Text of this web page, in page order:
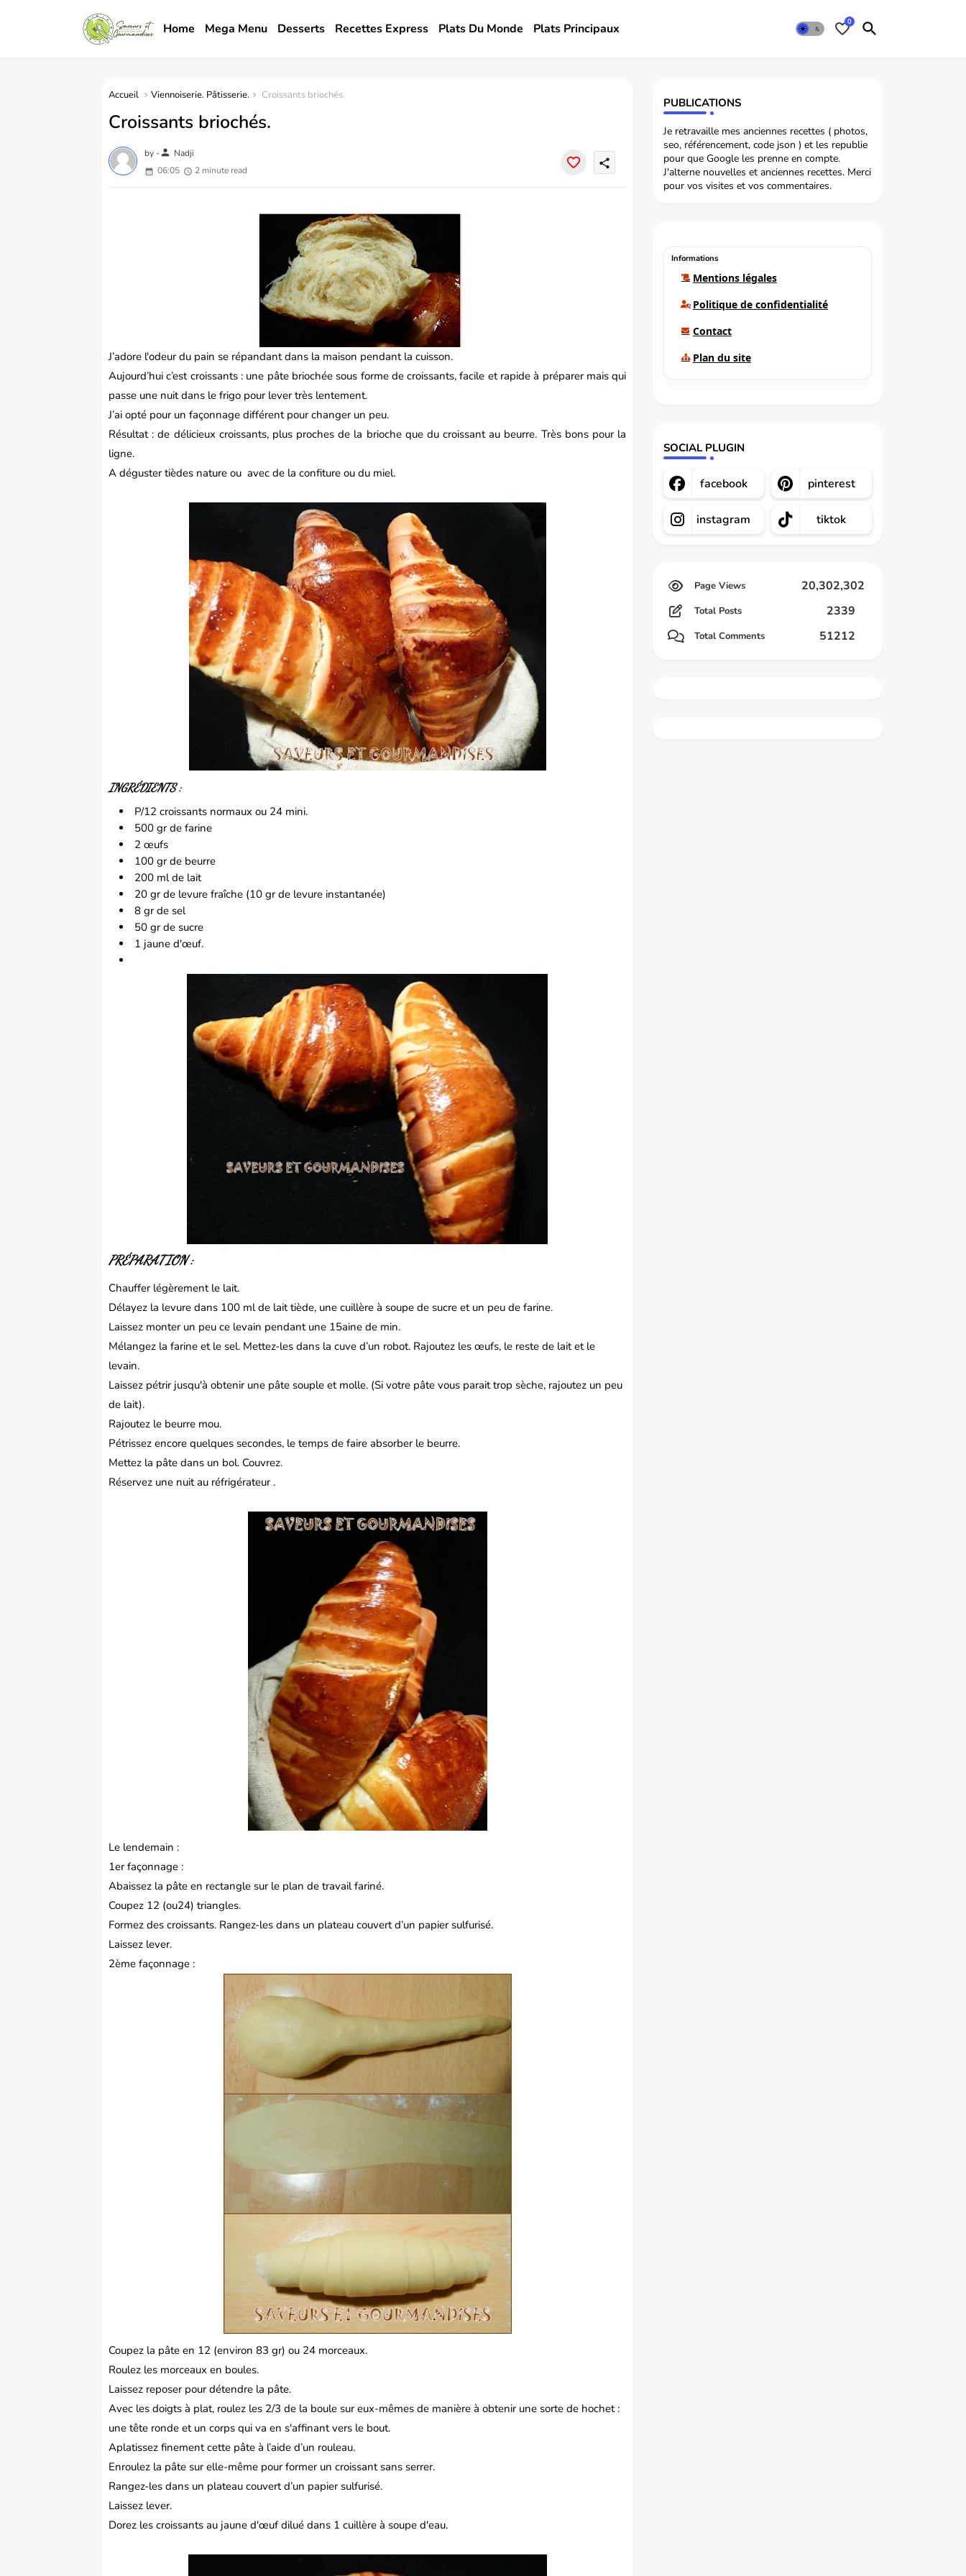
Home Mega Menu Desserts Recettes Express Plats Du Monde Plats Principaux 0
Accueil Viennoiserie. Pâtisserie. Croissants briochés.
Croissants briochés.
by -person Nadji
06:05
2 minute read
share
J’adore l'odeur du painse répandant dans la maison pendant la cuisson.
Aujourd’hui c’est croissants : une pâte briochée sous forme de croissants, facile et rapide à préparer mais qui
passe une nuit dans le frigo pour lever très lentement.
J’ai opté pour un façonnage différent pour changer un peu.
Résultat : de délicieux croissants, plus proches de la brioche que du croissant au beurre. Très bons pour la
ligne.
A déguster tièdes nature ouavec de la confiture ou du miel.
INGRÉDIENTS :
P/12croissants normaux ou 24 mini.
500 gr de farine
2 œufs
100 gr de beurre
200 ml de lait
20 gr de levure fraîche (10 gr de levure instantanée)
8 gr de sel
50 gr de sucre
1 jaune d'œuf.
PRÉPARATION :
Chauffer légèrement le lait.
Délayez la levure dans 100 ml de lait tiède, une cuillère à soupe de sucre et un peu de farine.
Laissez monter un peu ce levain pendant une 15aine de min.
Mélangez la farine et le sel. Mettez-les dans la cuve d’un robot. Rajoutez les œufs, le reste de lait et le
levain.
Laissez pétrir jusqu'à obtenir une pâte souple et molle. (Si votre pâte vous parait trop sèche, rajoutez un peu
de lait).
Rajoutez le beurre mou.
Pétrissez encore quelques secondes, le temps de faire absorber le beurre.
Mettez la pâte dans un bol. Couvrez.
Réservez une nuit au réfrigérateur .
Le lendemain :
1er façonnage :
Abaissez la pâte en rectangle sur le plan de travail fariné.
Coupez 12 (ou24) triangles.
Formez des croissants. Rangez-les dans un plateau couvert d’un papier sulfurisé.
Laissez lever.
2ème façonnage :
Coupez la pâte en 12 (environ 83 gr) ou 24 morceaux.
Roulez les morceaux en boules.
Laissez reposer pour détendre la pâte.
Avec les doigts à plat, roulez les 2/3 de la boule sur eux-mêmes de manière à obtenir une sorte de hochet :
une tête ronde et un corps qui va en s'affinant vers le bout.
Aplatissez finement cette pâte à l’aide d’un rouleau.
Enroulez la pâte sur elle-même pour former un croissant sans serrer.
Rangez-les dans un plateau couvert d’un papier sulfurisé.
Laissez lever.
Dorez les croissants au jaune d'œuf dilué dans 1 cuillère à soupe d'eau.
PUBLICATIONS
Je retravaille mes anciennes recettes ( photos,
seo, référencement, code json ) et les republie
pour que Google les prenne en compte.
J'alterne nouvelles et anciennes recettes. Merci
pour vos visites et vos commentaires.
Informations
Mentions légales
Politique de confidentialité
Contact
Plan du site
SOCIAL PLUGIN
facebook pinterest
instagram tiktok
20,302,302
Total Posts 2339
Total Comments 51212